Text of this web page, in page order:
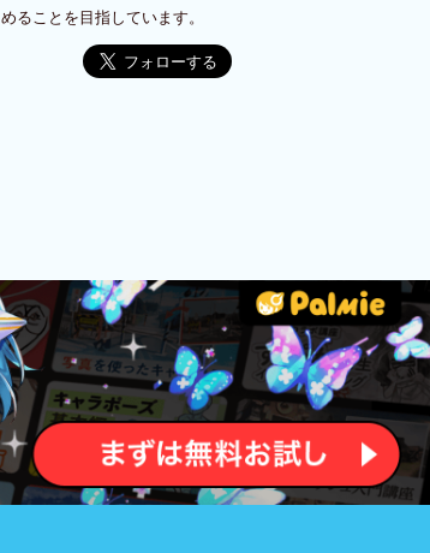
めることを目指しています。